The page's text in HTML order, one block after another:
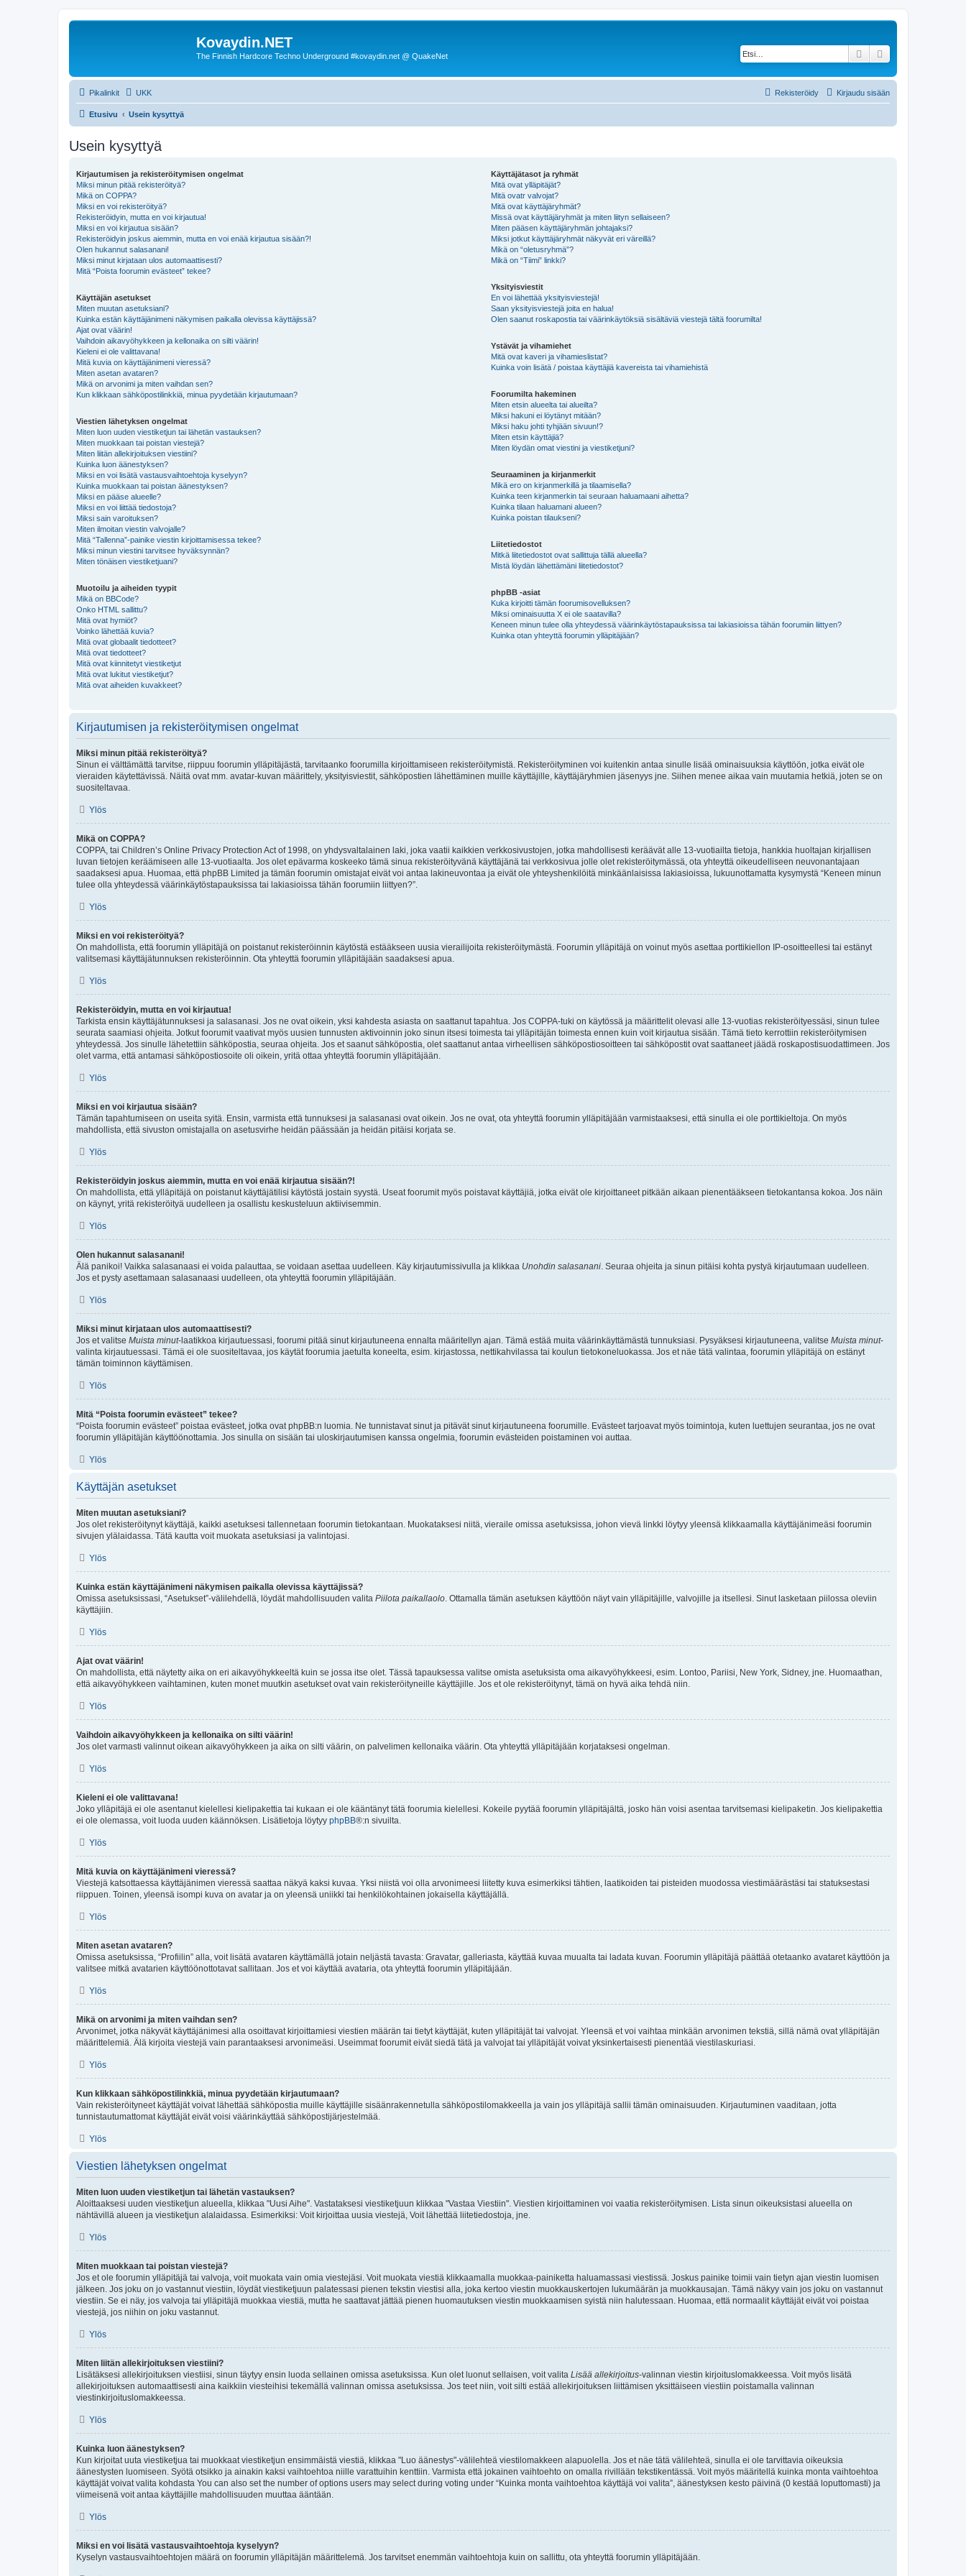
Kovaydin.NET
The Finnish Hardcore Techno Underground #kovaydin.net @ QuakeNet Etsi
Pikalinkit UKK Kirjaudu sisään
Rekisteröidy
Etusivu Usein kysyttyä
Usein kysyttyä
Kirjautumisen ja rekisteröitymisen ongelmat
Miksi minun pitää rekisteröityä?
Mikä on COPPA?
Miksi en voi rekisteröityä?
Rekisteröidyin, mutta en voi kirjautua!
Miksi en voi kirjautua sisään?
Rekisteröidyin joskus aiemmin, mutta en voi enää kirjautua sisään?!
Olen hukannut salasanani!
Miksi minut kirjataan ulos automaattisesti?
Mitä “Poista foorumin evästeet” tekee?
Käyttäjän asetukset
Miten muutan asetuksiani?
Kuinka estän käyttäjänimeni näkymisen paikalla olevissa käyttäjissä?
Ajat ovat väärin!
Vaihdoin aikavyöhykkeen ja kellonaika on silti väärin!
Kieleni ei ole valittavana!
Mitä kuvia on käyttäjänimeni vieressä?
Miten asetan avataren?
Mikä on arvonimi ja miten vaihdan sen?
Kun klikkaan sähköpostilinkkiä, minua pyydetään kirjautumaan?
Viestien lähetyksen ongelmat
Miten luon uuden viestiketjun tai lähetän vastauksen?
Miten muokkaan tai poistan viestejä?
Miten liitän allekirjoituksen viestiini?
Kuinka luon äänestyksen?
Miksi en voi lisätä vastausvaihtoehtoja kyselyyn?
Kuinka muokkaan tai poistan äänestyksen?
Miksi en pääse alueelle?
Miksi en voi liittää tiedostoja?
Miksi sain varoituksen?
Miten ilmoitan viestin valvojalle?
Mitä “Tallenna”-painike viestin kirjoittamisessa tekee?
Miksi minun viestini tarvitsee hyväksynnän?
Miten tönäisen viestiketjuani?
Muotoilu ja aiheiden tyypit
Mikä on BBCode?
Onko HTML sallittu?
Mitä ovat hymiöt?
Voinko lähettää kuvia?
Mitä ovat globaalit tiedotteet?
Mitä ovat tiedotteet?
Mitä ovat kiinnitetyt viestiketjut
Mitä ovat lukitut viestiketjut?
Mitä ovat aiheiden kuvakkeet?
Käyttäjätasot ja ryhmät
Mitä ovat ylläpitäjät?
Mitä ovatr valvojat?
Mitä ovat käyttäjäryhmät?
Missä ovat käyttäjäryhmät ja miten liityn sellaiseen?
Miten pääsen käyttäjäryhmän johtajaksi?
Miksi jotkut käyttäjäryhmät näkyvät eri väreillä?
Mikä on “oletusryhmä”?
Mikä on “Tiimi” linkki?
Yksityisviestit
En voi lähettää yksityisviestejä!
Saan yksityisviestejä joita en halua!
Olen saanut roskapostia tai väärinkäytöksiä sisältäviä viestejä tältä foorumilta!
Ystävät ja vihamiehet
Mitä ovat kaveri ja vihamieslistat?
Kuinka voin lisätä / poistaa käyttäjiä kavereista tai vihamiehistä
Foorumilta hakeminen
Miten etsin alueelta tai alueilta?
Miksi hakuni ei löytänyt mitään?
Miksi haku johti tyhjään sivuun!?
Miten etsin käyttäjiä?
Miten löydän omat viestini ja viestiketjuni?
Seuraaminen ja kirjanmerkit
Mikä ero on kirjanmerkillä ja tilaamisella?
Kuinka teen kirjanmerkin tai seuraan haluamaani aihetta?
Kuinka tilaan haluamani alueen?
Kuinka poistan tilaukseni?
Liitetiedostot
Mitkä liitetiedostot ovat sallittuja tällä alueella?
Mistä löydän lähettämäni liitetiedostot?
phpBB -asiat
Kuka kirjoitti tämän foorumisovelluksen?
Miksi ominaisuutta X ei ole saatavilla?
Keneen minun tulee olla yhteydessä väärinkäytöstapauksissa tai lakiasioissa tähän foorumiin liittyen?
Kuinka otan yhteyttä foorumin ylläpitäjään?
Kirjautumisen ja rekisteröitymisen ongelmat
Miksi minun pitää rekisteröityä?
Sinun ei välttämättä tarvitse, riippuu foorumin ylläpitäjästä, tarvitaanko foorumilla kirjoittamiseen rekisteröitymistä. Rekisteröityminen voi kuitenkin antaa sinulle lisää ominaisuuksia käyttöön, jotka eivät ole
vieraiden käytettävissä. Näitä ovat mm. avatar-kuvan määrittely, yksityisviestit, sähköpostien lähettäminen muille käyttäjille, käyttäjäryhmien jäsenyys jne. Siihen menee aikaa vain muutamia hetkiä, joten se on
suositeltavaa.
Ylös
Mikä on COPPA?
COPPA, tai Children’s Online Privacy Protection Act of 1998, on yhdysvaltalainen laki, joka vaatii kaikkien verkkosivustojen, jotka mahdollisesti keräävät alle 13-vuotiailta tietoja, hankkia huoltajan kirjallisen
luvan tietojen keräämiseen alle 13-vuotiaalta. Jos olet epävarma koskeeko tämä sinua rekisteröityvänä käyttäjänä tai verkkosivua jolle olet rekisteröitymässä, ota yhteyttä oikeudelliseen neuvonantajaan
saadaksesi apua. Huomaa, että phpBB Limited ja tämän foorumin omistajat eivät voi antaa lakineuvontaa ja eivät ole yhteyshenkilöitä minkäänlaisissa lakiasioissa, lukuunottamatta kysymystä “Keneen minun
tulee olla yhteydessä väärinkäytöstapauksissa tai lakiasioissa tähän foorumiin liittyen?”.
Ylös
Miksi en voi rekisteröityä?
On mahdollista, että foorumin ylläpitäjä on poistanut rekisteröinnin käytöstä estääkseen uusia vierailijoita rekisteröitymästä. Foorumin ylläpitäjä on voinut myös asettaa porttikiellon IP-osoitteellesi tai estänyt
valitsemasi käyttäjätunnuksen rekisteröinnin. Ota yhteyttä foorumin ylläpitäjään saadaksesi apua.
Ylös
Rekisteröidyin, mutta en voi kirjautua!
Tarkista ensin käyttäjätunnuksesi ja salasanasi. Jos ne ovat oikein, yksi kahdesta asiasta on saattanut tapahtua. Jos COPPA-tuki on käytössä ja määrittelit olevasi alle 13-vuotias rekisteröityessäsi, sinun tulee
seurata saamiasi ohjeita. Jotkut foorumit vaativat myös uusien tunnusten aktivoinnin joko sinun itsesi toimesta tai ylläpitäjän toimesta ennen kuin voit kirjautua sisään. Tämä tieto kerrottiin rekisteröitymisen
yhteydessä. Jos sinulle lähetettiin sähköpostia, seuraa ohjeita. Jos et saanut sähköpostia, olet saattanut antaa virheellisen sähköpostiosoitteen tai sähköpostit ovat saattaneet jäädä roskapostisuodattimeen. Jos
olet varma, että antamasi sähköpostiosoite oli oikein, yritä ottaa yhteyttä foorumin ylläpitäjään.
Ylös
Miksi en voi kirjautua sisään?
Tämän tapahtumiseen on useita syitä. Ensin, varmista että tunnuksesi ja salasanasi ovat oikein. Jos ne ovat, ota yhteyttä foorumin ylläpitäjään varmistaaksesi, että sinulla ei ole porttikieltoja. On myös
mahdollista, että sivuston omistajalla on asetusvirhe heidän päässään ja heidän pitäisi korjata se.
Ylös
Rekisteröidyin joskus aiemmin, mutta en voi enää kirjautua sisään?!
On mahdollista, että ylläpitäjä on poistanut käyttäjätilisi käytöstä jostain syystä. Useat foorumit myös poistavat käyttäjiä, jotka eivät ole kirjoittaneet pitkään aikaan pienentääkseen tietokantansa kokoa. Jos näin
on käynyt, yritä rekisteröityä uudelleen ja osallistu keskusteluun aktiivisemmin.
Ylös
Olen hukannut salasanani!
Älä panikoi! Vaikka salasanaasi ei voida palauttaa, se voidaan asettaa uudelleen. Käy kirjautumissivulla ja klikkaa Unohdin salasanani . Seuraa ohjeita ja sinun pitäisi kohta pystyä kirjautumaan uudelleen.
Jos et pysty asettamaan salasanaasi uudelleen, ota yhteyttä foorumin ylläpitäjään.
Ylös
Miksi minut kirjataan ulos automaattisesti?
Jos et valitse Muista minut-laatikkoa kirjautuessasi, foorumi pitää sinut kirjautuneena ennalta määritellyn ajan. Tämä estää muita väärinkäyttämästä tunnuksiasi. Pysyäksesi kirjautuneena, valitse Muista minut-
valinta kirjautuessasi. Tämä ei ole suositeltavaa, jos käytät foorumia jaetulta koneelta, esim. kirjastossa, nettikahvilassa tai koulun tietokoneluokassa. Jos et näe tätä valintaa, foorumin ylläpitäjä on estänyt
tämän toiminnon käyttämisen.
Ylös
Mitä “Poista foorumin evästeet” tekee?
“Poista foorumin evästeet” poistaa evästeet, jotka ovat phpBB:n luomia. Ne tunnistavat sinut ja pitävät sinut kirjautuneena foorumille. Evästeet tarjoavat myös toimintoja, kuten luettujen seurantaa, jos ne ovat
foorumin ylläpitäjän käyttöönottamia. Jos sinulla on sisään tai uloskirjautumisen kanssa ongelmia, foorumin evästeiden poistaminen voi auttaa.
Ylös
Käyttäjän asetukset
Miten muutan asetuksiani?
Jos olet rekisteröitynyt käyttäjä, kaikki asetuksesi tallennetaan foorumin tietokantaan. Muokataksesi niitä, vieraile omissa asetuksissa, johon vievä linkki löytyy yleensä klikkaamalla käyttäjänimeäsi foorumin
sivujen ylälaidassa. Tätä kautta voit muokata asetuksiasi ja valintojasi.
Ylös
Kuinka estän käyttäjänimeni näkymisen paikalla olevissa käyttäjissä?
Omissa asetuksissasi, “Asetukset”-välilehdellä, löydät mahdollisuuden valita Piilota paikallaolo . Ottamalla tämän asetuksen käyttöön näyt vain ylläpitäjille, valvojille ja itsellesi. Sinut lasketaan piilossa oleviin
käyttäjiin.
Ylös
Ajat ovat väärin!
On mahdollista, että näytetty aika on eri aikavyöhykkeeltä kuin se jossa itse olet. Tässä tapauksessa valitse omista asetuksista oma aikavyöhykkeesi, esim. Lontoo, Pariisi, New York, Sidney, jne. Huomaathan,
että aikavyöhykkeen vaihtaminen, kuten monet muutkin asetukset ovat vain rekisteröityneille käyttäjille. Jos et ole rekisteröitynyt, tämä on hyvä aika tehdä niin.
Ylös
Vaihdoin aikavyöhykkeen ja kellonaika on silti väärin!
Jos olet varmasti valinnut oikean aikavyöhykkeen ja aika on silti väärin, on palvelimen kellonaika väärin. Ota yhteyttä ylläpitäjään korjataksesi ongelman.
Ylös
Kieleni ei ole valittavana!
Joko ylläpitäjä ei ole asentanut kielellesi kielipakettia tai kukaan ei ole kääntänyt tätä foorumia kielellesi. Kokeile pyytää foorumin ylläpitäjältä, josko hän voisi asentaa tarvitsemasi kielipaketin. Jos kielipakettia
ei ole olemassa, voit luoda uuden käännöksen. Lisätietoja löytyy phpBB®:n sivuilta.
Ylös
Mitä kuvia on käyttäjänimeni vieressä?
Viestejä katsottaessa käyttäjänimen vieressä saattaa näkyä kaksi kuvaa. Yksi niistä voi olla arvonimeesi liitetty kuva esimerkiksi tähtien, laatikoiden tai pisteiden muodossa viestimäärästäsi tai statuksestasi
riippuen. Toinen, yleensä isompi kuva on avatar ja on yleensä uniikki tai henkilökohtainen jokaisella käyttäjällä.
Ylös
Miten asetan avataren?
Omissa asetuksissa, “Profiilin” alla, voit lisätä avataren käyttämällä jotain neljästä tavasta: Gravatar, galleriasta, käyttää kuvaa muualta tai ladata kuvan. Foorumin ylläpitäjä päättää otetaanko avataret käyttöön ja
valitsee mitkä avatarien käyttöönottotavat sallitaan. Jos et voi käyttää avataria, ota yhteyttä foorumin ylläpitäjään.
Ylös
Mikä on arvonimi ja miten vaihdan sen?
Arvonimet, jotka näkyvät käyttäjänimesi alla osoittavat kirjoittamiesi viestien määrän tai tietyt käyttäjät, kuten ylläpitäjät tai valvojat. Yleensä et voi vaihtaa minkään arvonimen tekstiä, sillä nämä ovat ylläpitäjän
määrittelemiä. Älä kirjoita viestejä vain parantaaksesi arvonimeäsi. Useimmat foorumit eivät siedä tätä ja valvojat tai ylläpitäjät voivat yksinkertaisesti pienentää viestilaskuriasi.
Ylös
Kun klikkaan sähköpostilinkkiä, minua pyydetään kirjautumaan?
Vain rekisteröityneet käyttäjät voivat lähettää sähköpostia muille käyttäjille sisäänrakennetulla sähköpostilomakkeella ja vain jos ylläpitäjä sallii tämän ominaisuuden. Kirjautuminen vaaditaan, jotta
tunnistautumattomat käyttäjät eivät voisi väärinkäyttää sähköpostijärjestelmää.
Ylös
Viestien lähetyksen ongelmat
Miten luon uuden viestiketjun tai lähetän vastauksen?
Aloittaaksesi uuden viestiketjun alueella, klikkaa "Uusi Aihe". Vastataksesi viestiketjuun klikkaa "Vastaa Viestiin". Viestien kirjoittaminen voi vaatia rekisteröitymisen. Lista sinun oikeuksistasi alueella on
nähtävillä alueen ja viestiketjun alalaidassa. Esimerkiksi: Voit kirjoittaa uusia viestejä, Voit lähettää liitetiedostoja, jne.
Ylös
Miten muokkaan tai poistan viestejä?
Jos et ole foorumin ylläpitäjä tai valvoja, voit muokata vain omia viestejäsi. Voit muokata viestiä klikkaamalla muokkaa-painiketta haluamassasi viestissä. Joskus painike toimii vain tietyn ajan viestin luomisen
jälkeen. Jos joku on jo vastannut viestiin, löydät viestiketjuun palatessasi pienen tekstin viestisi alla, joka kertoo viestin muokkauskertojen lukumäärän ja muokkausajan. Tämä näkyy vain jos joku on vastannut
viestiin. Se ei näy, jos valvoja tai ylläpitäjä muokkaa viestiä, mutta he saattavat jättää pienen huomautuksen viestin muokkaamisen syistä niin halutessaan. Huomaa, että normaalit käyttäjät eivät voi poistaa
viestejä, jos niihin on joku vastannut.
Ylös
Miten liitän allekirjoituksen viestiini?
Lisätäksesi allekirjoituksen viestiisi, sinun täytyy ensin luoda sellainen omissa asetuksissa. Kun olet luonut sellaisen, voit valita Lisää allekirjoitus-valinnan viestin kirjoituslomakkeessa. Voit myös lisätä
allekirjoituksen automaattisesti aina kaikkiin viesteihisi tekemällä valinnan omissa asetuksissa. Jos teet niin, voit silti estää allekirjoituksen liittämisen yksittäiseen viestiin poistamalla valinnan
viestinkirjoituslomakkeessa.
Ylös
Kuinka luon äänestyksen?
Kun kirjoitat uuta viestiketjua tai muokkaat viestiketjun ensimmäistä viestiä, klikkaa "Luo äänestys"-välilehteä viestilomakkeen alapuolella. Jos et näe tätä välilehteä, sinulla ei ole tarvittavia oikeuksia
äänestysten luomiseen. Syötä otsikko ja ainakin kaksi vaihtoehtoa niille varattuihin kenttiin. Varmista että jokainen vaihtoehto on omalla rivillään tekstikentässä. Voit myös määritellä kuinka monta vaihtoehtoa
käyttäjät voivat valita kohdasta You can also set the number of options users may select during voting under “Kuinka monta vaihtoehtoa käyttäjä voi valita”, äänestyksen kesto päivinä (0 kestää loputtomasti) ja
viimeisenä voit antaa käyttäjille mahdollisuuden muuttaa ääntään.
Ylös
Miksi en voi lisätä vastausvaihtoehtoja kyselyyn?
Kyselyn vastausvaihtoehtojen määrä on foorumin ylläpitäjän määrittelemä. Jos tarvitset enemmän vaihtoehtoja kuin on sallittu, ota yhteyttä foorumin ylläpitäjään.